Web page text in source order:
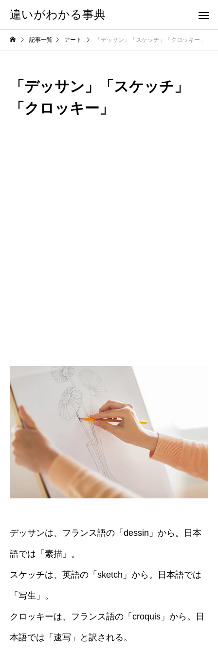
違いがわかる事典
記事一覧 アート 「デッサン」「スケッチ」「クロッキー」
「デッサン」「スケッチ」
「クロッキー」
デッサンは、フランス語の「dessin」から。日本
語では「素描」。
スケッチは、英語の「sketch」から。日本語では
「写生」。
クロッキーは、フランス語の「croquis」から。日
本語では「速写」と訳される。